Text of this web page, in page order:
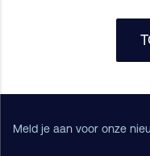
Meld je aan voor onze